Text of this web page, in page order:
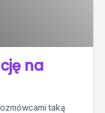
na
taką